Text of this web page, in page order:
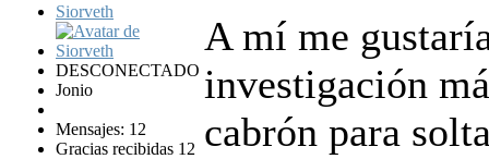
Siorveth
DESCONECTADO
Jonio
Mensajes: 12
Gracias recibidas 12
A mí me
investigación
cabrón para